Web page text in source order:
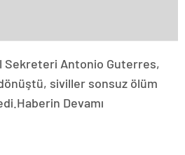
Sekreteri Antonio Guterres,
siviller sonsuz ölüm
Haberin Devamı